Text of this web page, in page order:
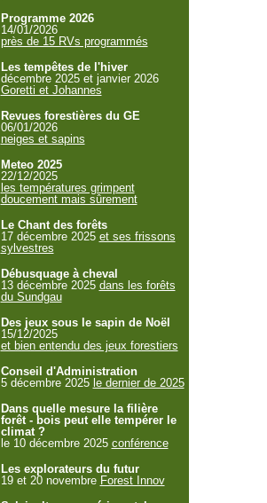
Programme 2026
14/01/2026
près de 15 RVs programmés
Les tempêtes de l'hiver
décembre 2025 et janvier 2026
Goretti et Johannes
Revues forestières du GE
06/01/2026
neiges et sapins
Meteo 2025
22/12/2025
les températures grimpent
doucement mais sûrement
Le Chant des forêts
17 décembre 2025 et ses frissons
sylvestres
Débusquage à cheval
13 décembre 2025 dans les forêts
du Sundgau
Des jeux sous le sapin de Noël
15/12/2025
et bien entendu des jeux forestiers
Conseil d'Administration
5 décembre 2025 le dernier de 2025
Dans quelle mesure la filière
forêt - bois peut elle tempérer le
climat ?
le 10 décembre 2025 conférence
Les explorateurs du futur
19 et 20 novembre Forest Innov